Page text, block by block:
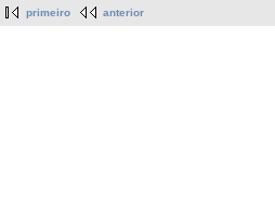
primeiro anterior